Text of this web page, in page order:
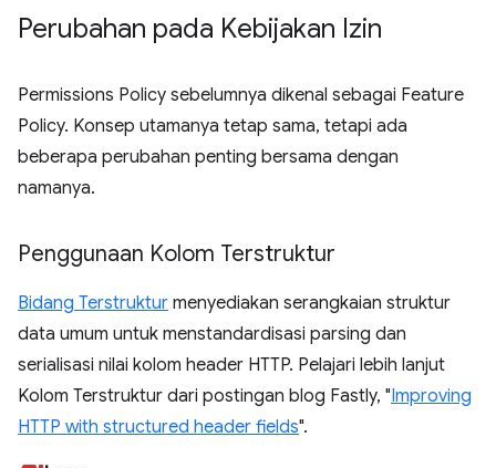
Perubahan pada Kebijakan Izin
Permissions Policy sebelumnya dikenal sebagai Feature
Policy. Konsep utamanya tetap sama, tetapi ada
beberapa perubahan penting bersama dengan
namanya.
Penggunaan Kolom Terstruktur
Bidang Terstruktur menyediakan serangkaian struktur
data umum untuk menstandardisasi parsing dan
serialisasi nilai kolom header HTTP. Pelajari lebih lanjut
Kolom Terstruktur dari postingan blog Fastly, "Improving
HTTP with structured header fields".